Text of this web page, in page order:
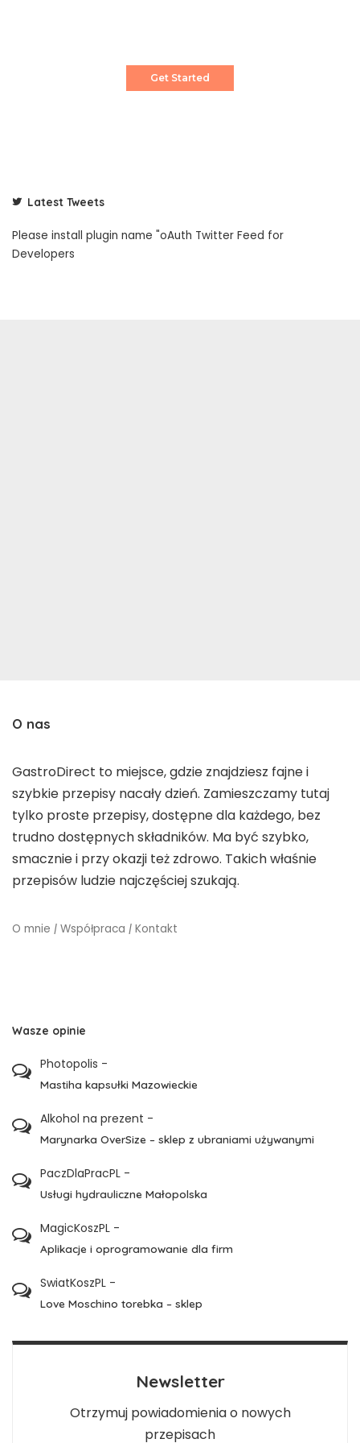
Get Started
Latest Tweets
Please install plugin name "oAuth Twitter Feed for
Developers
O nas
GastroDirect to miejsce, gdzie znajdziesz fajne i
szybkie przepisy nacały dzień. Zamieszczamy tutaj
tylko proste przepisy, dostępne dla każdego, bez
trudno dostępnych składników. Ma być szybko,
smacznie i przy okazji też zdrowo. Takich właśnie
przepisów ludzie najczęściej szukają.
O mnie | Współpraca | Kontakt
Wasze opinie
Photopolis -
Mastiha kapsułki Mazowieckie
Alkohol na prezent -
Marynarka OverSize – sklep z ubraniami używanymi
PaczDlaPracPL -
Usługi hydrauliczne Małopolska
MagicKoszPL -
Aplikacje i oprogramowanie dla firm
SwiatKoszPL -
Love Moschino torebka – sklep
Newsletter
Otrzymuj powiadomienia o nowych
przepisach